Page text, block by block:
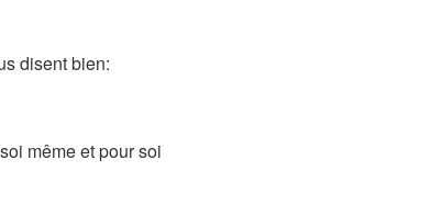
disent bien:
même et pour soi